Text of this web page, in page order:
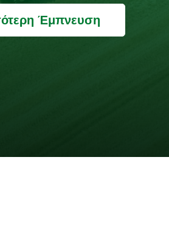
Έμπνευση